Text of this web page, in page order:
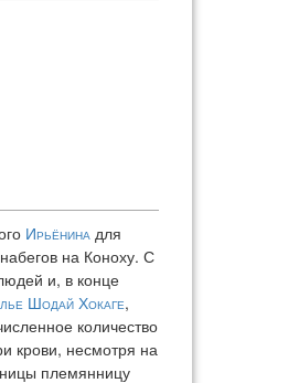
Ирьёнина для
на Коноху. С
и, в конце
Шодай Хокаге,
количество
крови, несмотря на
племянницу